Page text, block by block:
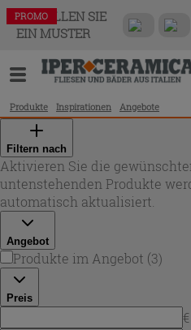
BESTELLEN SIE
EIN MUSTER
Produkte Inspirationen Angebote
Filtern nach
Aktivieren Sie die
untenstehenden Produkte
automatisch aktualisiert.
Angebot
Produkte im Angebot (3)
Preis
PROMO
PROMO
PROMO